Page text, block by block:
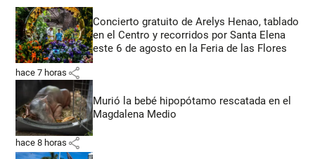
Concierto gratuito de Arelys Henao, tablado
en el Centro y recorridos por Santa Elena
este 6 de agosto en la Feria de las Flores
hace 7 horas share
Murió la bebé hipopótamo rescatada en el
Magdalena Medio
hace 8 horas share